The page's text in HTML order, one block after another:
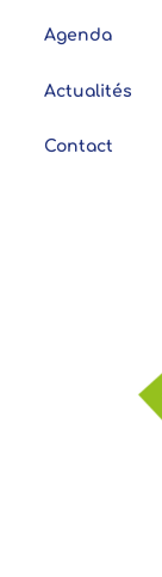
Agenda
Actualités
Contact